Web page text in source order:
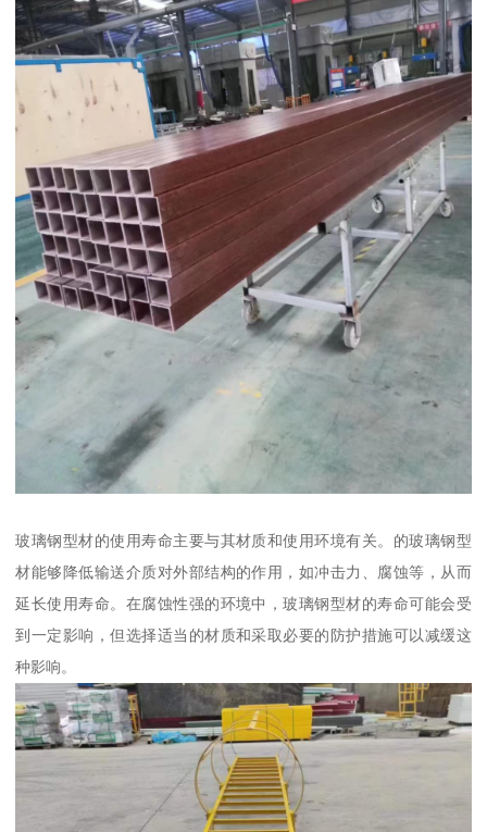
玻璃钢型材的使用寿命主要与其材质和使用环境有关。的玻璃钢型
材能够降低输送介质对外部结构的作用，如冲击力、腐蚀等，从而
延长使用寿命。在腐蚀性强的环境中，玻璃钢型材的寿命可能会受
到一定影响，但选择适当的材质和采取必要的防护措施可以减缓这
种影响。